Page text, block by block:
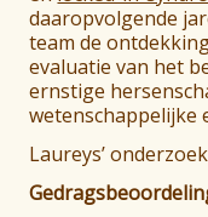
daaropvolgende
team de
evaluatie van het
ernstige
wetenschappelijke
Laureys’